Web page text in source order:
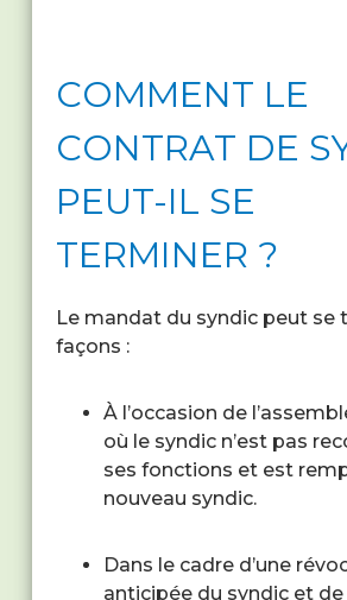
COMMENT LE
CONTRAT DE
PEUT-IL SE
TERMINER ?
Le mandat du syndic peut se
façons :
À l’occasion de
où le syndic n’est pas
ses fonctions et est
nouveau syndic.
Dans le cadre d’une
anticipée du syndic et